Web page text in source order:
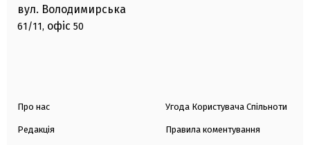
вул. Володимирська
61/11, офіс 50
Про нас
Редакція
Угода Користувача Спільноти
Правила коментування